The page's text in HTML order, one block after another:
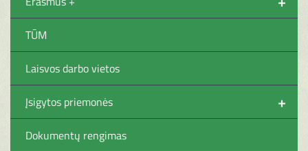
TŪM
Laisvos darbo vietos
+
Įsigytos priemonės
Dokumentų rengimas